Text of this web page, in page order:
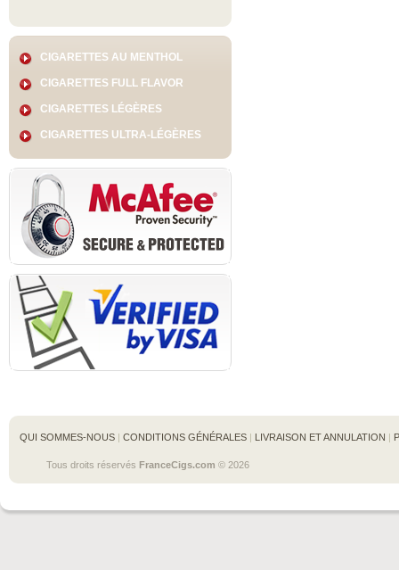
CIGARETTES AU MENTHOL
CIGARETTES FULL FLAVOR
CIGARETTES LÉGÈRES
CIGARETTES ULTRA-LÉGÈRES
QUI SOMMES-NOUS | CONDITIONS GÉNÉRALES | LIVRAISON ET ANNULATION |
Tous droits réservés FranceCigs.com © 2026